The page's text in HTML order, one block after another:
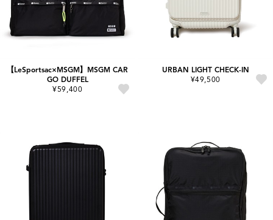
【LeSportsac×MSGM】MSGM CAR
GO DUFFEL
¥59,400
URBAN LIGHT CHECK-IN
¥49,500